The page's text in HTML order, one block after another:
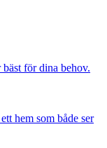
för dina behov.
hem som både ser